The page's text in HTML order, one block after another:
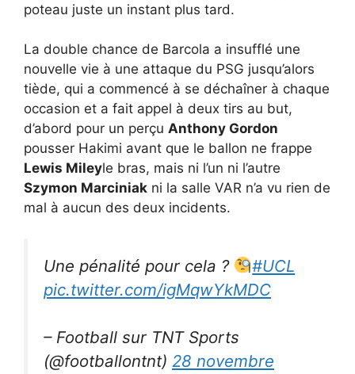
poteau juste un instant plus tard.
La double chance de Barcola a insufflé une
nouvelle vie à une attaque du PSG jusqu’alors
tiède, qui a commencé à se déchaîner à chaque
occasion et a fait appel à deux tirs au but,
d’abord pour un perçu Anthony Gordon
pousser Hakimi avant que le ballon ne frappe
Lewis Mileyle bras, mais ni l’un ni l’autre
Szymon Marciniak ni la salle VAR n’a vu rien de
mal à aucun des deux incidents.
Une pénalité pour cela ?
#UCL
pic.twitter.com/igMqwYkMDC
– Football sur TNT Sports
(@footballontnt) 28 novembre